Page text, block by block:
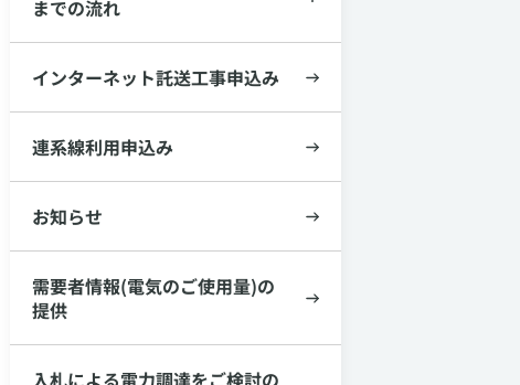
までの流れ
インターネット託送工事申込み
連系線利用申込み
お知らせ
需要者情報(電気のご使用量)の
提供
入札による電力調達をご検討の